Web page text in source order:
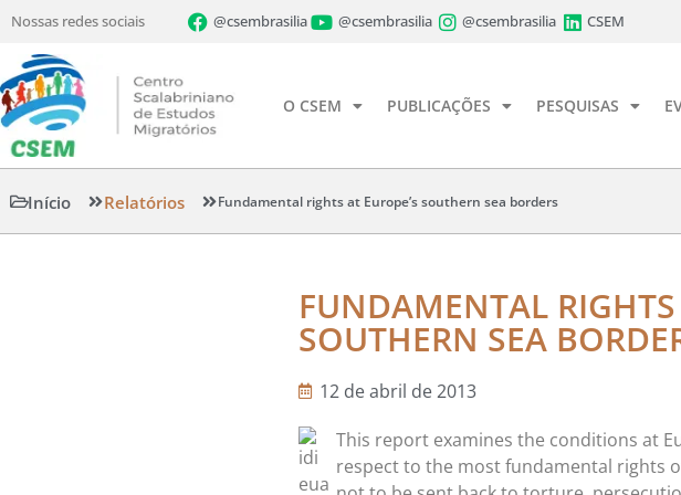
Nossas redes sociais @csembrasilia @csembrasilia @csembrasilia CSEM
O CSEM PUBLICAÇÕES PESQUISAS
Início Relatórios Fundamental rights at Europe’s southern sea borders
FUNDAMENTAL RIGHTS
SOUTHERN SEA
12 de abril de 2013
This report examines the conditions at
respect to the most fundamental rights